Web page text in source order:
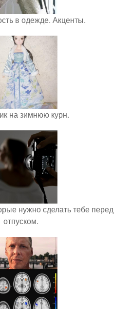
в одежде. Акценты.
на зимнюю курн.
нужно сделать тебе перед
отпуском.